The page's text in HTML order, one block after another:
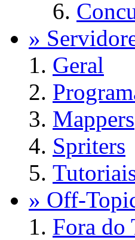
»
Geral
Mappers
Spriters
» Off-
Fora do